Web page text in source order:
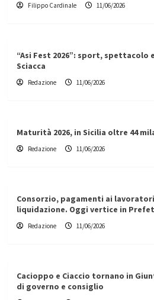
Filippo Cardinale 11/06/2026
“Asi Fest 2026”: sport, spettacolo
Sciacca
Redazione 11/06/2026
Maturità 2026, in Sicilia oltre 44
Redazione 11/06/2026
Consorzio, pagamenti ai
liquidazione. Oggi vertice in
Redazione 11/06/2026
Cacioppo e Ciaccio tornano in
di governo e consiglio